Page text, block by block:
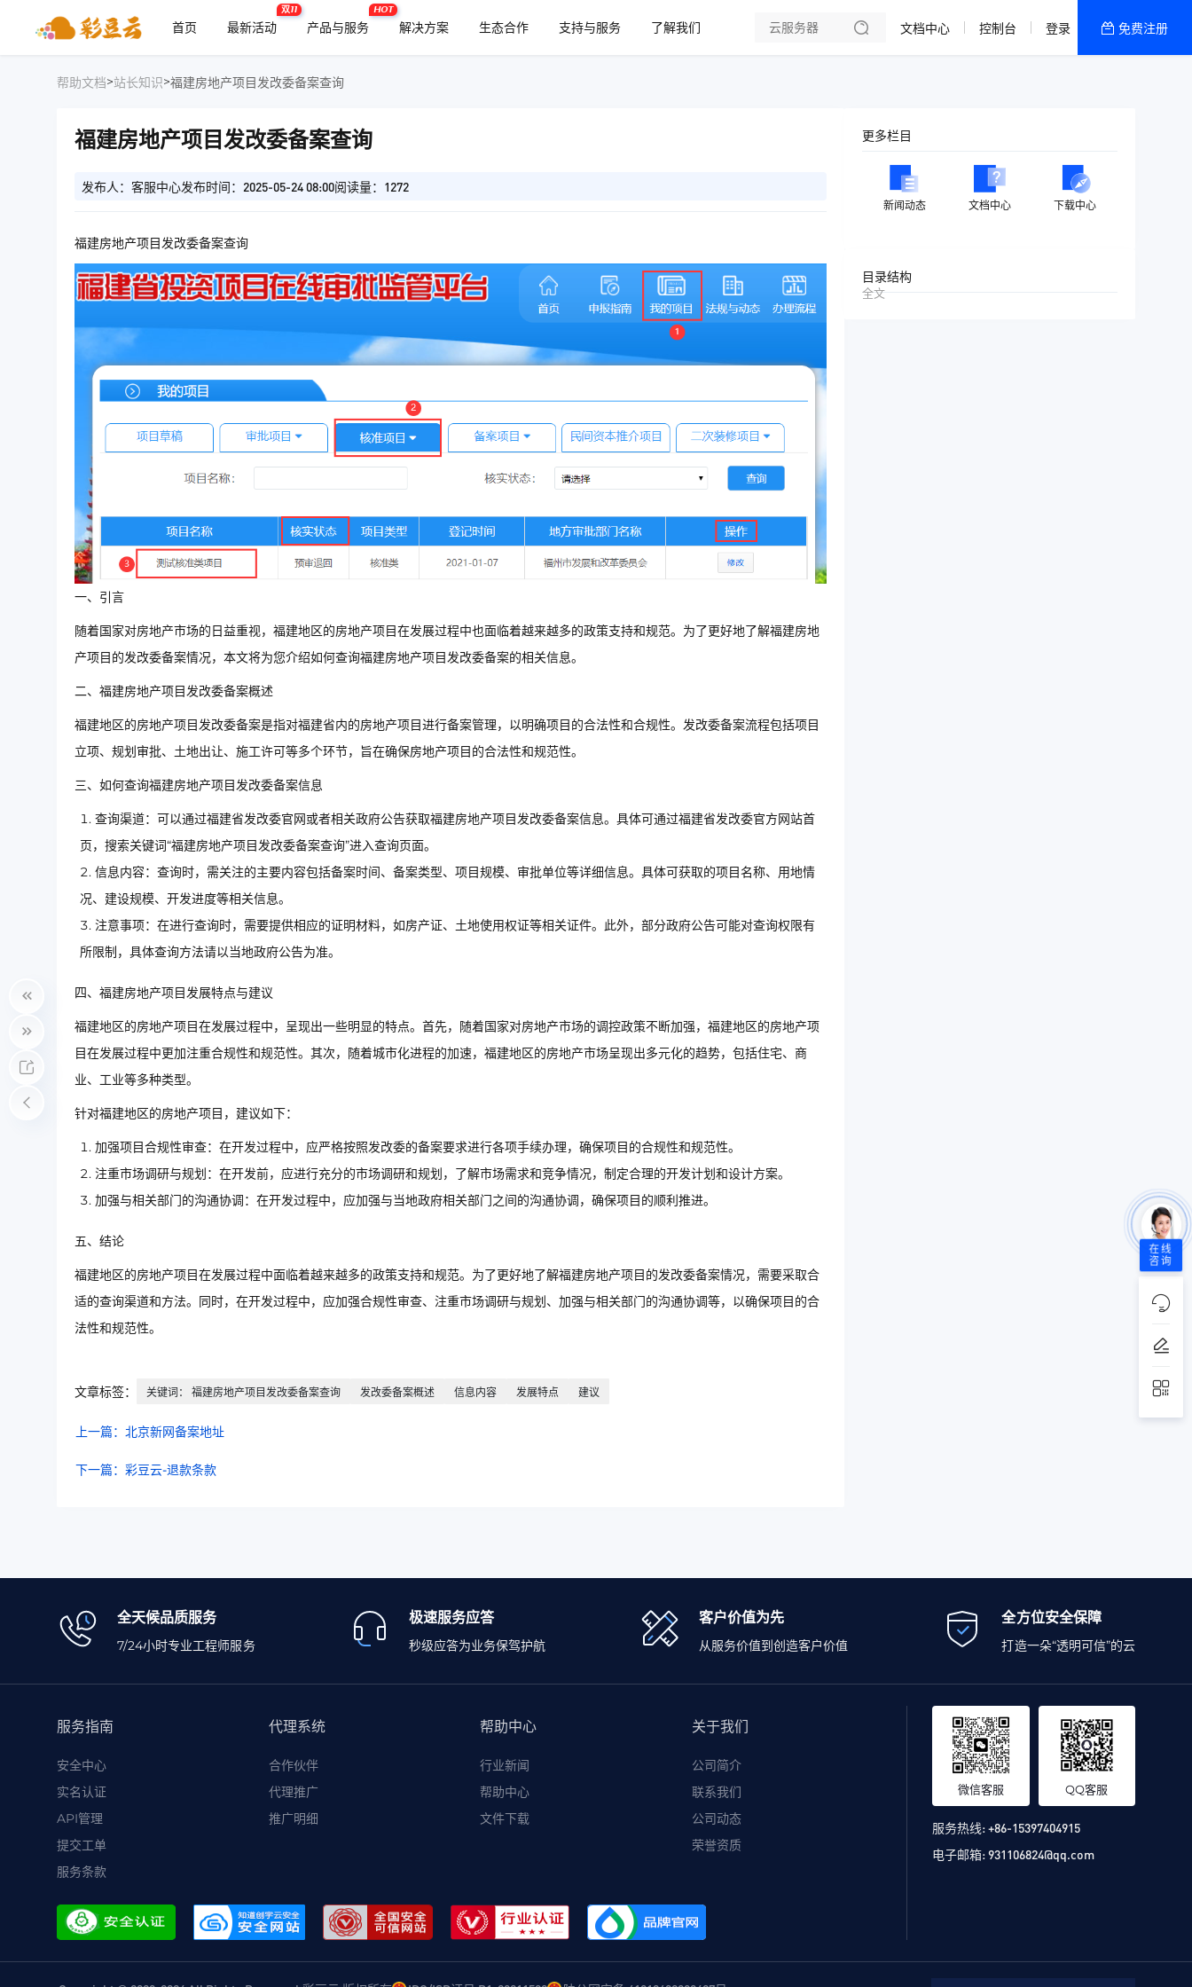
首页 最新活动
双11
产品与服务
HOT
解决方案 生态合作 支持与服务
了解我们
美国高防2区[推荐]
文档中心 控制台 登录 免费注册
帮助文档>站长知识>福建房地产项目发改委备案查询
福建房地产项目发改委备案查询
发布人：客服中心发布时间：2025-05-24 08:00阅读量：1272
福建房地产项目发改委备案查询
一、引言
随着国家对房地产市场的日益重视，福建地区的房地产项目在发展过程中也面临着越来越多的政策支持和规范。为了更好地了解福建房地
产项目的发改委备案情况，本文将为您介绍如何查询福建房地产项目发改委备案的相关信息。
二、福建房地产项目发改委备案概述
福建地区的房地产项目发改委备案是指对福建省内的房地产项目进行备案管理，以明确项目的合法性和合规性。发改委备案流程包括项目
立项、规划审批、土地出让、施工许可等多个环节，旨在确保房地产项目的合法性和规范性。
三、如何查询福建房地产项目发改委备案信息
查询渠道：可以通过福建省发改委官网或者相关政府公告获取福建房地产项目发改委备案信息。具体可通过福建省发改委官方网站首
页，搜索关键词“福建房地产项目发改委备案查询”进入查询页面。
信息内容：查询时，需关注的主要内容包括备案时间、备案类型、项目规模、审批单位等详细信息。具体可获取的项目名称、用地情
况、建设规模、开发进度等相关信息。
注意事项：在进行查询时，需要提供相应的证明材料，如房产证、土地使用权证等相关证件。此外，部分政府公告可能对查询权限有
所限制，具体查询方法请以当地政府公告为准。
四、福建房地产项目发展特点与建议
福建地区的房地产项目在发展过程中，呈现出一些明显的特点。首先，随着国家对房地产市场的调控政策不断加强，福建地区的房地产项
目在发展过程中更加注重合规性和规范性。其次，随着城市化进程的加速，福建地区的房地产市场呈现出多元化的趋势，包括住宅、商
业、工业等多种类型。
针对福建地区的房地产项目，建议如下：
加强项目合规性审查：在开发过程中，应严格按照发改委的备案要求进行各项手续办理，确保项目的合规性和规范性。
注重市场调研与规划：在开发前，应进行充分的市场调研和规划，了解市场需求和竞争情况，制定合理的开发计划和设计方案。
加强与相关部门的沟通协调：在开发过程中，应加强与当地政府相关部门之间的沟通协调，确保项目的顺利推进。
五、结论
福建地区的房地产项目在发展过程中面临着越来越多的政策支持和规范。为了更好地了解福建房地产项目的发改委备案情况，需要采取合
适的查询渠道和方法。同时，在开发过程中，应加强合规性审查、注重市场调研与规划、加强与相关部门的沟通协调等，以确保项目的合
法性和规范性。
文章标签： 关键词： 福建房地产项目发改委备案查询 发改委备案概述 信息内容 发展特点 建议
上一篇：北京新网备案地址
下一篇：彩豆云-退款条款
更多栏目
新闻动态 文档中心 下载中心
目录结构
全文
全天候品质服务
7/24小时专业工程师服务
极速服务应答
秒级应答为业务保驾护航
客户价值为先
从服务价值到创造客户价值
全方位安全保障
打造一朵“透明可信”的云
服务指南
安全中心
实名认证
API管理
提交工单
服务条款
代理系统
合作伙伴
代理推广
推广明细
帮助中心
行业新闻
帮助中心
文件下载
关于我们
公司简介
联系我们
公司动态
荣誉资质
微信客服 QQ客服
服务热线:+86-15397404915
电子邮箱:931106824@qq.com
在线
咨询